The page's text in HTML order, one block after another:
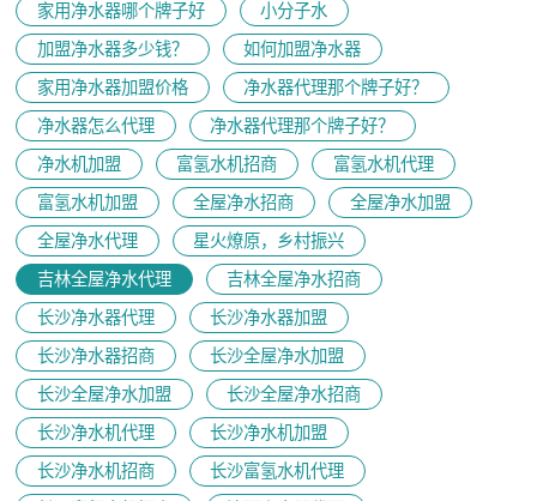
家用净水器哪个牌子好
小分子水
加盟净水器多少钱？
如何加盟净水器
家用净水器加盟价格
净水器代理那个牌子好？
净水器怎么代理
净水器代理那个牌子好？
净水机加盟
富氢水机招商
富氢水机代理
富氢水机加盟
全屋净水招商
全屋净水加盟
全屋净水代理
星火燎原，乡村振兴
吉林全屋净水代理
吉林全屋净水招商
长沙净水器代理
长沙净水器加盟
长沙净水器招商
长沙全屋净水加盟
长沙全屋净水加盟
长沙全屋净水招商
长沙净水机代理
长沙净水机加盟
长沙净水机招商
长沙富氢水机代理